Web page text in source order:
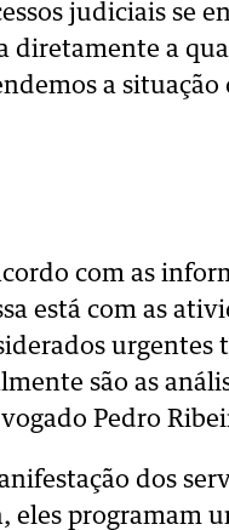
judiciais se
diretamente a
a situação
com as
está com as
urgentes
são as
Pedro
dos
eles programam